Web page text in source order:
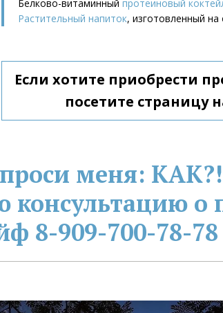
Белково-витаминный протеиновый
Растительный напиток, изготовленный
Если хотите приобрести
посетите страницу
меня: КАК?!
о
8-909-700-78-78